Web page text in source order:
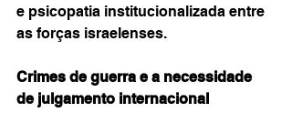
e psicopatia institucionalizada entre
as forças israelenses.
Crimes de guerra e a necessidade
de julgamento internacional